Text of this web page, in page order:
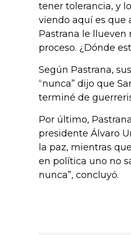
tener tolerancia, y
viendo aquí es que
Pastrana le llueven
proceso. ¿Dónde
Según Pastrana,
“nunca” dijo que
terminé de
Por último,
presidente Álvaro
la paz, mientras
en política uno no
nunca”, concluyó.